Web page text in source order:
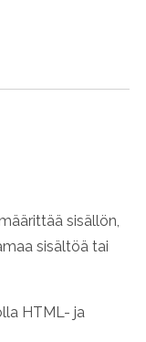
sisällön,
sisältöä tai
HTML- ja